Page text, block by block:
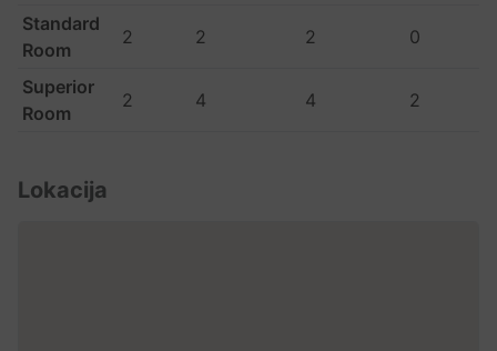
Standard
Room
2 2 2 0
Superior
Room
2 4 4 2
Lokacija